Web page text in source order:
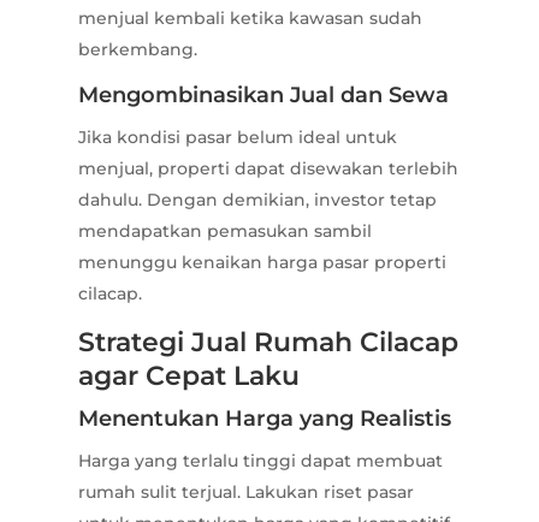
menjual kembali ketika kawasan sudah
berkembang.
Mengombinasikan Jual dan Sewa
Jika kondisi pasar belum ideal untuk
menjual, properti dapat disewakan terlebih
dahulu. Dengan demikian, investor tetap
mendapatkan pemasukan sambil
menunggu kenaikan harga pasar properti
cilacap.
Strategi Jual Rumah Cilacap
agar Cepat Laku
Menentukan Harga yang Realistis
Harga yang terlalu tinggi dapat membuat
rumah sulit terjual. Lakukan riset pasar